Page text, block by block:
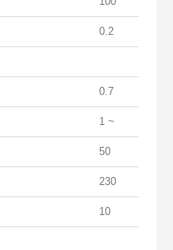
0.2
0.7
1 ~
50
230
10